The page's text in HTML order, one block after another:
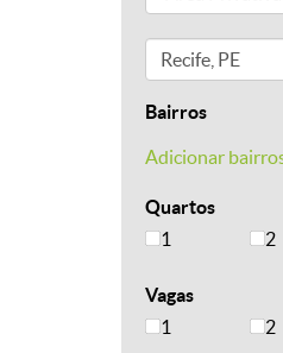
Bairros
Adicionar
Quartos
1
2
Vagas
1
2